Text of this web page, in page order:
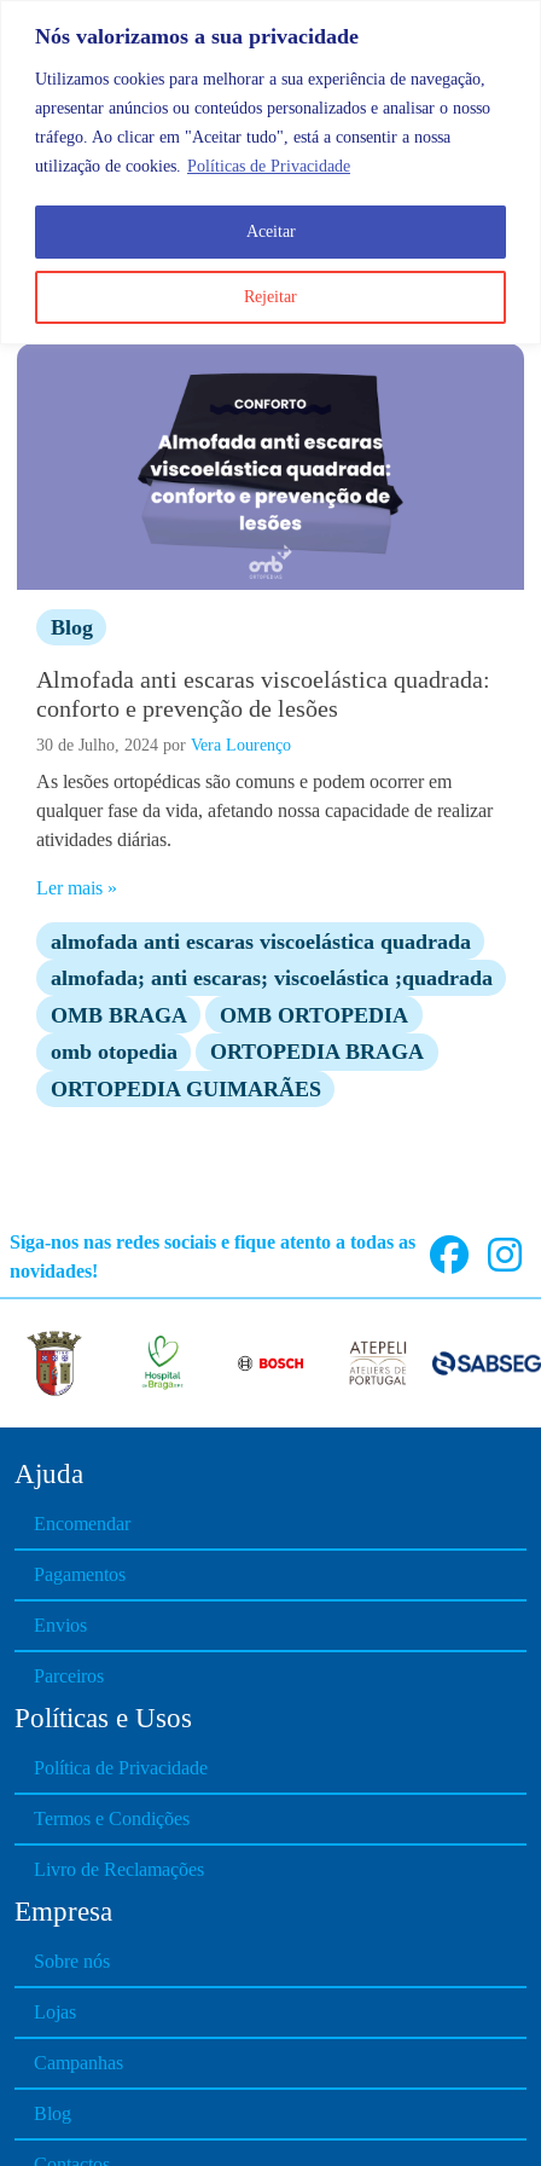
Nós valorizamos a sua privacidade
Utilizamos cookies para melhorar a sua experiência de navegação,
apresentar anúncios ou conteúdos personalizados e analisar o nosso
tráfego. Ao clicar em "Aceitar tudo", está a consentir a nossa
utilização de cookies. Políticas de Privacidade
Rejeitar
Aceitar
Categorias
Etiqueta:almofada; anti escaras;
viscoelástica ;quadrada
Blog
Almofada anti escaras viscoelástica quadrada:
conforto e prevenção de lesões
30 de Julho, 2024 por Vera Lourenço
As lesões ortopédicas são comuns e podem ocorrer em
qualquer fase da vida, afetando nossa capacidade de realizar
atividades diárias.
Ler mais »
almofada anti escaras viscoelástica quadrada
almofada; anti escaras; viscoelástica ;quadrada
OMB BRAGA
OMB ORTOPEDIA
omb otopedia
ORTOPEDIA BRAGA
ORTOPEDIA GUIMARÃES
Siga-nos nas redes sociais e fique atento a todas as
novidades!
Ajuda
Encomendar
Pagamentos
Envios
Parceiros
Políticas e Usos
Política de Privacidade
Termos e Condições
Livro de Reclamações
Empresa
Sobre nós
Lojas
Campanhas
Blog